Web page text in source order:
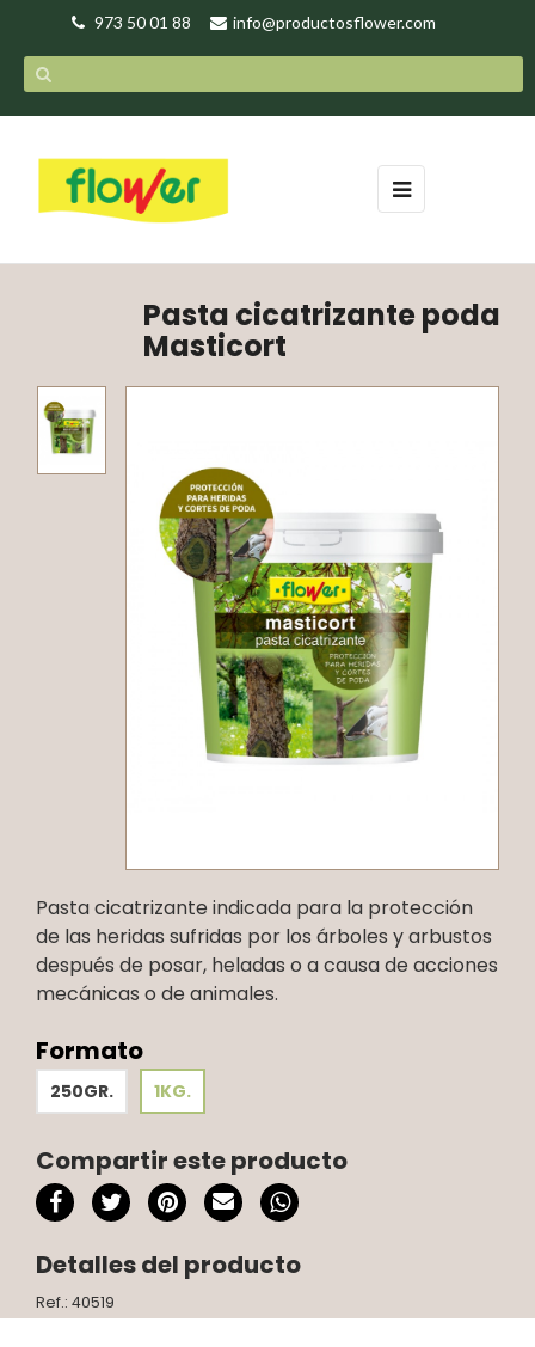
973 50 01 88 info@productosflower.com
Navegación
de
☰
Pasta cicatrizante poda
Masticort
Pasta cicatrizante indicada para la protección
de las heridas sufridas por los árboles y arbustos
después de posar, heladas o a causa de acciones
mecánicas o de animales.
Formato
250GR. 1KG.
Compartir este producto
Detalles del producto
Ref.: 40519